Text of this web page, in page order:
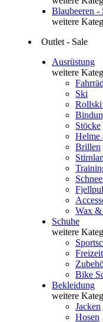
Blaubeeren -
weitere
Outlet - Sale
Ausrüstung
weitere
Ski
Rollski
Stöcke
Helme
Brillen
Wax &
Schuhe
weitere
Bike
Bekleidung
weitere
Jacken
Hosen